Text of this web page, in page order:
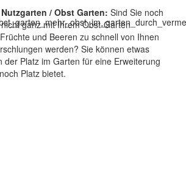
Nutzgarten / Obst Garten: Sind Sie noch
nicht ganz mit Ihrem Obst-Garten
und Beeren zu schnell von Ihnen
werden? Sie können etwas
der Platz im Garten für eine Erweiterung
Platz bietet.